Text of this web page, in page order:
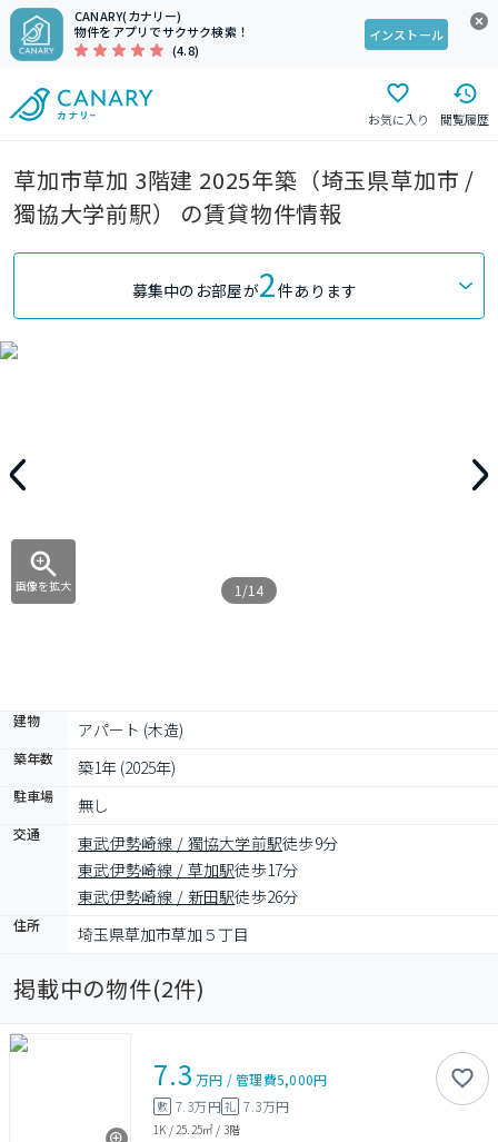
CANARY(カナリー)
物件をアプリでサクサク検索！
(4.8)
インストール
お気に入り 閲覧履歴
草加市草加 3階建 2025年築（埼玉県草加市 /
獨協大学前駅） の賃貸物件情報
募集中のお部屋が2件あります
画像を拡大 1/14
建物 アパート (木造)
築年数 築1年 (2025年)
駐車場 無し
交通 東武伊勢崎線 / 獨協大学前駅徒歩9分
東武伊勢崎線 / 草加駅徒歩17分
東武伊勢崎線 / 新田駅徒歩26分
住所 埼玉県草加市草加５丁目
掲載中の物件(2件)
7.3 万円 /管理費5,000円
敷 7.3万円礼 7.3万円
1K / 25.25㎡ / 3階